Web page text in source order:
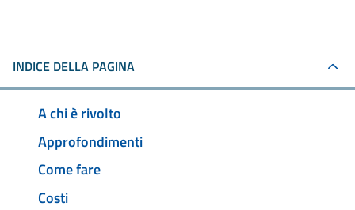
INDICE DELLA PAGINA
A chi è rivolto
Approfondimenti
Come fare
Costi